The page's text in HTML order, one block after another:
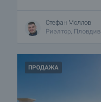
Стефан Моллов
Риэлтор, Пловдив
ПРОДАЖА